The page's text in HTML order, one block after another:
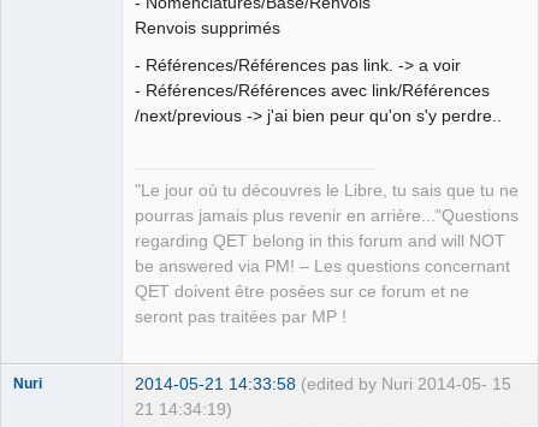
Renvois supprimés
- Références/Références pas link. -> a voir
- Références/Références avec link/Références
/next/previous -> j'ai bien peur qu'on s'y perdre..
"Le jour où tu découvres le Libre, tu sais que tu ne
pourras jamais plus revenir en arrière..."Questions
regarding QET belong in this forum and will NOT
be answered via PM! – Les questions concernant
QET doivent être posées sur ce forum et ne
seront pas traitées par MP !
15
Nuri 2014-05-21 14:33:58 (edited by Nuri 2014-05-
21 14:34:19)